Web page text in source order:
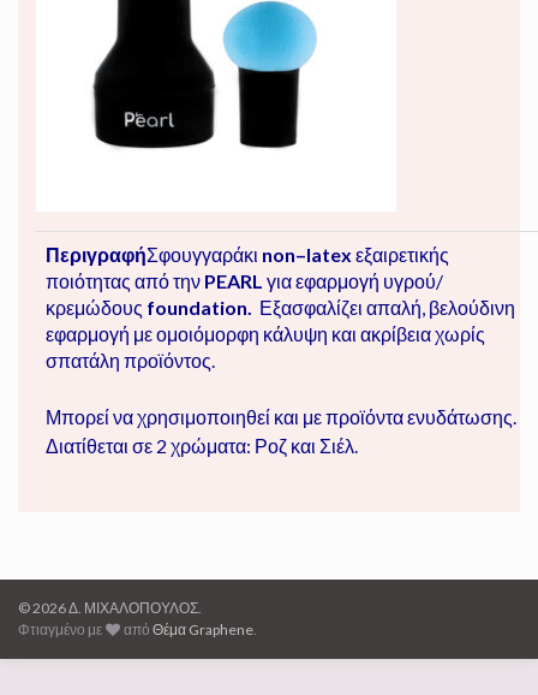
ΠεριγραφήΣφουγγαράκι non–latex εξαιρετικής
ποιότητας από την PEARL για εφαρμογή υγρού/
κρεμώδους foundation. Εξασφαλίζει απαλή, βελούδινη
εφαρμογή με ομοιόμορφη κάλυψη και ακρίβεια χωρίς
σπατάλη προϊόντος.
Μπορεί να χρησιμοποιηθεί και με προϊόντα ενυδάτωσης.
Διατίθεται σε 2 χρώματα: Ροζ και Σιέλ.
© 2026 Δ. ΜΙΧΑΛΟΠΟΥΛΟΣ.
Φτιαγμένο με
απόΘέμα Graphene.